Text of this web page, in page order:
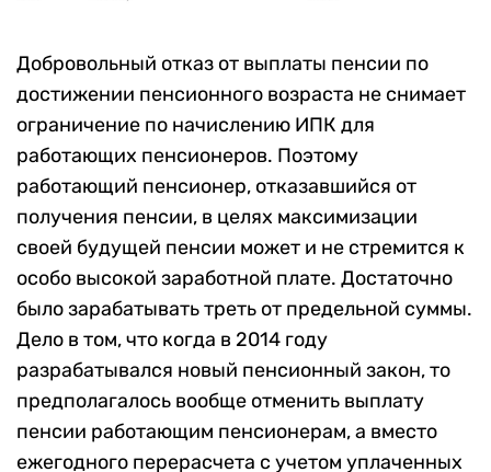
Добровольный отказ от выплаты пенсии по
достижении пенсионного возраста не снимает
ограничение по начислению ИПК для
работающих пенсионеров. Поэтому
работающий пенсионер, отказавшийся от
получения пенсии, в целях максимизации
своей будущей пенсии может и не стремится к
особо высокой заработной плате. Достаточно
было зарабатывать треть от предельной суммы.
Дело в том, что когда в 2014 году
разрабатывался новый пенсионный закон, то
предполагалось вообще отменить выплату
пенсии работающим пенсионерам, а вместо
ежегодного перерасчета с учетом уплаченных